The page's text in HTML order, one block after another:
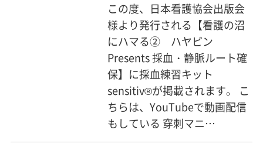
この度、日本看護協会出版会
様より発行される【看護の沼
にハマる② ハヤピン
Presents 採血・静脈ルート確
保】に採血練習キット
sensitiv®が掲載されます。 こ
ちらは、YouTubeで動画配信
もしている 穿刺マニ…